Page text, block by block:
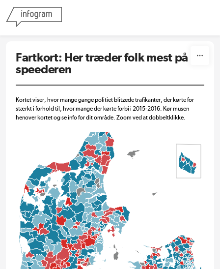
Fartkort: Her træder folk mest på
speederen
Kortet viser, hvor mange gange politiet blitzede trafikanter, der kørte for
stærkt i forhold til, hvor mange der kørte forbi i 2015-2016. Kør musen
henover kortet og se info for dit område. Zoom ved at dobbeltklikke.